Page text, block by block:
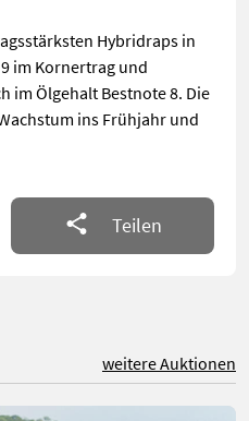
Hybridraps in
im Kornertrag und
im Ölgehalt Bestnote 8. Die
ins Frühjahr und
Teilen
weitere Auktionen